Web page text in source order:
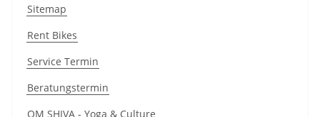
Sitemap
Rent Bikes
Service Termin
Beratungstermin
OM SHIVA - Yoga & Culture